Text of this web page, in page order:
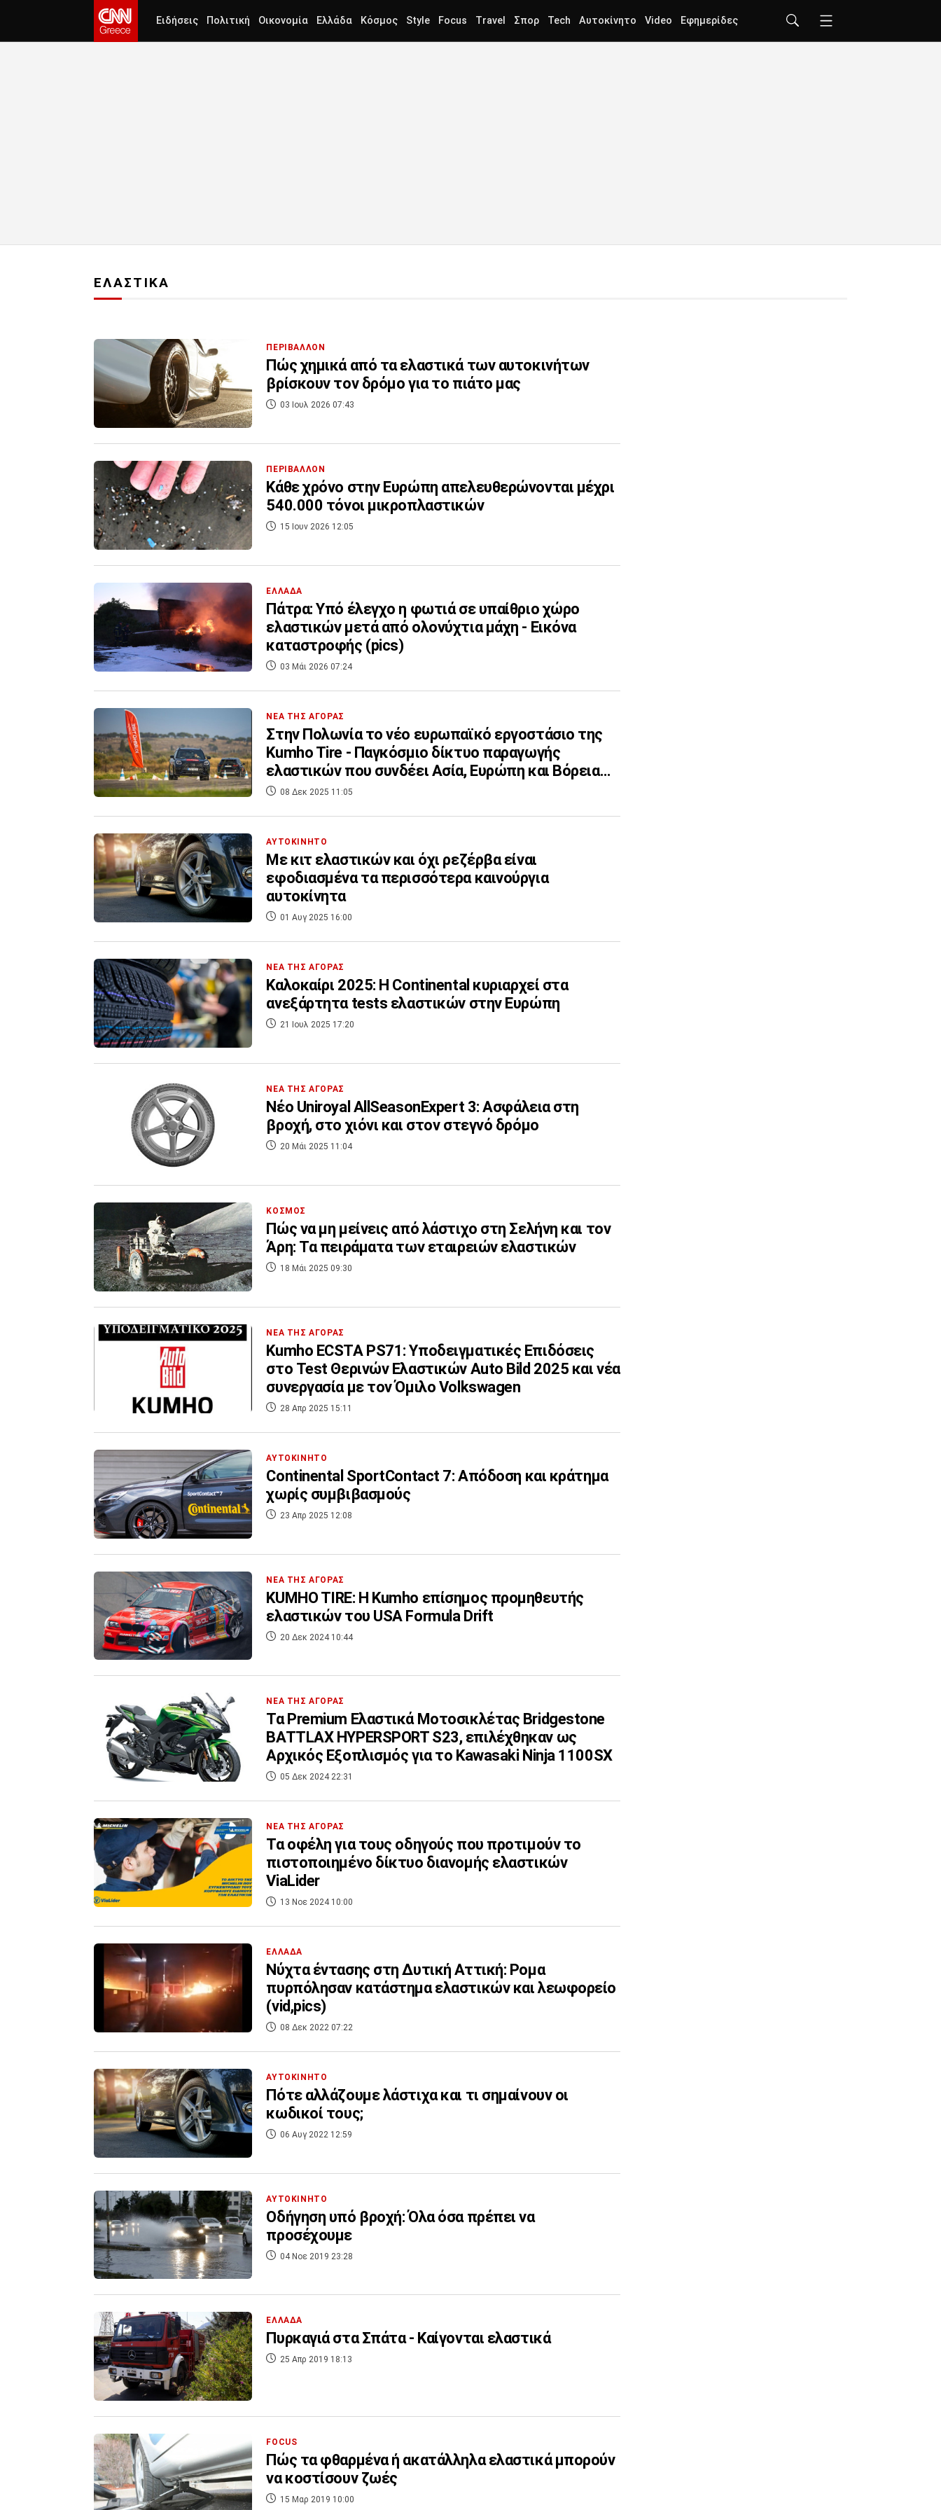
Ειδήσεις Πολιτική Οικονομία Ελλάδα Κόσμος Style Focus Travel Σπορ Tech Αυτοκίνητο Video Εφημερίδες
ΕΛΑΣΤΙΚΑ
ΠΕΡΙΒΑΛΛΟΝ
Πώς χημικά από τα ελαστικά των αυτοκινήτων
βρίσκουν τον δρόμο για το πιάτο μας
03 Ιουλ 2026 07:43
ΠΕΡΙΒΑΛΛΟΝ
Kάθε χρόνο στην Ευρώπη απελευθερώνονται μέχρι
540.000 τόνοι μικροπλαστικών
15 Ιουν 2026 12:05
ΕΛΛΑΔΑ
Πάτρα: Υπό έλεγχο η φωτιά σε υπαίθριο χώρο
ελαστικών μετά από ολονύχτια μάχη - Εικόνα
καταστροφής (pics)
03 Μάι 2026 07:24
ΝΕΑ ΤΗΣ ΑΓΟΡΑΣ
Στην Πολωνία το νέο ευρωπαϊκό εργοστάσιο της
Kumho Tire - Παγκόσμιο δίκτυο παραγωγής
ελαστικών που συνδέει Ασία, Ευρώπη και Βόρεια
Αμερική
08 Δεκ 2025 11:05
ΑΥΤΟΚΙΝΗΤΟ
Με κιτ ελαστικών και όχι ρεζέρβα είναι
εφοδιασμένα τα περισσότερα καινούργια
αυτοκίνητα
01 Αυγ 2025 16:00
ΝΕΑ ΤΗΣ ΑΓΟΡΑΣ
Καλοκαίρι 2025: Η Continental κυριαρχεί στα
ανεξάρτητα tests ελαστικών στην Ευρώπη
21 Ιουλ 2025 17:20
ΝΕΑ ΤΗΣ ΑΓΟΡΑΣ
Νέο Uniroyal AllSeasonExpert 3: Ασφάλεια στη
βροχή, στο χιόνι και στον στεγνό δρόμο
20 Μάι 2025 11:04
ΚΟΣΜΟΣ
Πώς να μη μείνεις από λάστιχο στη Σελήνη και τον
Άρη: Τα πειράματα των εταιρειών ελαστικών
18 Μάι 2025 09:30
ΝΕΑ ΤΗΣ ΑΓΟΡΑΣ
Kumho ECSTA PS71: Υποδειγματικές Επιδόσεις
στο Test Θερινών Ελαστικών Auto Bild 2025 και νέα
συνεργασία με τον Όμιλο Volkswagen
28 Απρ 2025 15:11
ΑΥΤΟΚΙΝΗΤΟ
Continental SportContact 7: Απόδοση και κράτημα
χωρίς συμβιβασμούς
23 Απρ 2025 12:08
ΝΕΑ ΤΗΣ ΑΓΟΡΑΣ
KUMHO TIRE: Η Kumho επίσημος προμηθευτής
ελαστικών του USA Formula Drift
20 Δεκ 2024 10:44
ΝΕΑ ΤΗΣ ΑΓΟΡΑΣ
Τα Premium Ελαστικά Μοτοσικλέτας Bridgestone
BATTLAX HYPERSPORT S23, επιλέχθηκαν ως
Αρχικός Εξοπλισμός για το Kawasaki Ninja 1100SX
05 Δεκ 2024 22:31
ΝΕΑ ΤΗΣ ΑΓΟΡΑΣ
Τα οφέλη για τους οδηγούς που προτιμούν το
πιστοποιημένο δίκτυο διανομής ελαστικών
ViaLider
13 Νοε 2024 10:00
ΕΛΛΑΔΑ
Νύχτα έντασης στη Δυτική Αττική: Ρομα
πυρπόλησαν κατάστημα ελαστικών και λεωφορείο
(vid,pics)
08 Δεκ 2022 07:22
ΑΥΤΟΚΙΝΗΤΟ
Πότε αλλάζουμε λάστιχα και τι σημαίνουν οι
κωδικοί τους;
06 Αυγ 2022 12:59
ΑΥΤΟΚΙΝΗΤΟ
Οδήγηση υπό βροχή: Όλα όσα πρέπει να
προσέχουμε
04 Νοε 2019 23:28
ΕΛΛΑΔΑ
Πυρκαγιά στα Σπάτα - Καίγονται ελαστικά
25 Απρ 2019 18:13
FOCUS
Πώς τα φθαρμένα ή ακατάλληλα ελαστικά μπορούν
να κοστίσουν ζωές
15 Μαρ 2019 10:00